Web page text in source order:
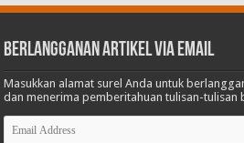
Berlangganan Artikel via Email
Masukkan alamat surel Anda untuk
dan menerima pemberitahuan tulisan-tulisan
Email
Address